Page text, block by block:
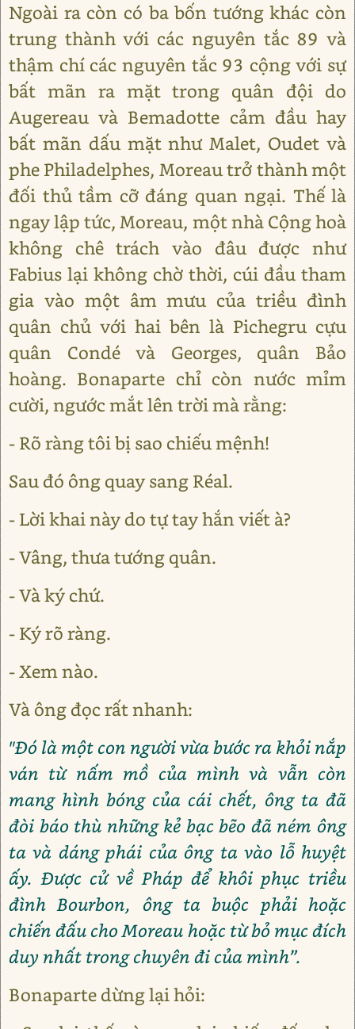
Ngoài ra còn có ba bốn tướng khác còn
trung thành với các nguyên tắc 89 và
thậm chí các nguyên tắc 93 cộng với sự
bất mãn ra mặt trong quân đội do
Augereau và Bemadotte cảm đầu hay
bất mãn dấu mặt như Malet, Oudet và
phe Philadelphes, Moreau trở thành một
đối thủ tầm cỡ đáng quan ngại. Thế là
ngay lập tức, Moreau, một nhà Cộng hoà
không chê trách vào đâu được như
Fabius lại không chờ thời, cúi đầu tham
gia vào một âm mưu của triều đình
quân chủ với hai bên là Pichegru cựu
quân Condé và Georges, quân Bảo
hoàng. Bonaparte chỉ còn nước mỉm
cười, ngước mắt lên trời mà rằng:
- Rõ ràng tôi bị sao chiếu mệnh!
Sau đó ông quay sang Réal.
- Lời khai này do tự tay hắn viết à?
- Vâng, thưa tướng quân.
- Và ký chứ.
- Ký rõ ràng.
- Xem nào.
Và ông đọc rất nhanh:
"Đó là một con người vừa bước ra khỏi nắp
ván từ nấm mồ của mình và vẫn còn
mang hình bóng của cái chết, ông ta đã
đòi báo thù những kẻ bạc bẽo đã ném ông
ta và dáng phái của ông ta vào lỗ huyệt
ấy. Được cử về Pháp để khôi phục triều
đình Bourbon, ông ta buộc phải hoặc
chiến đấu cho Moreau hoặc từ bỏ mục đích
duy nhất trong chuyên đi của mình”.
Bonaparte dừng lại hỏi: